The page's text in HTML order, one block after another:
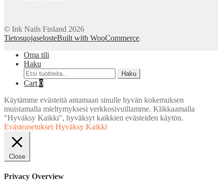
© Ink Nails Finland 2026
TietosuojaselosteBuilt with WooCommerce.
Oma tili
Haku
Etsi:
Haku
Cart 0
Käytämme evästeitä antamaan sinulle hyvän kokemuksen
muistamalla mieltymyksesi verkkosivuillamme. Klikkaamalla
"Hyväksy Kaikki", hyväksyt kaikkien evästeiden käytön.
Evästeasetukset Hyväksy Kaikki
Close
Privacy Overview